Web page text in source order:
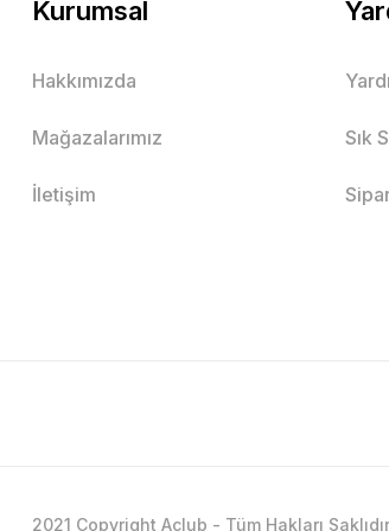
Kurumsal
Hakkımızda
Mağazalarımız
İletişim
Sık
2021 Copyright Aclub - Tüm Hakları